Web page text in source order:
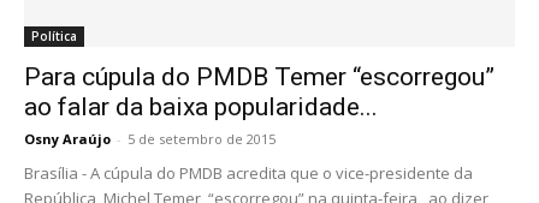
Política
Para cúpula do PMDB Temer “escorregou”
ao falar da baixa popularidade...
Osny Araújo - 5 de setembro de 2015
Brasília - A cúpula do PMDB acredita que o vice-presidente da
República, Michel Temer, “escorregou” na quinta-feira, ao dizer